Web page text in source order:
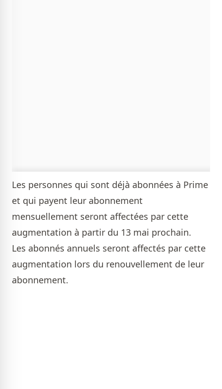
Les personnes qui sont déjà abonnées à Prime
et qui payent leur abonnement
mensuellement seront affectées par cette
augmentation à partir du 13 mai prochain.
Les abonnés annuels seront affectés par cette
augmentation lors du renouvellement de leur
abonnement.